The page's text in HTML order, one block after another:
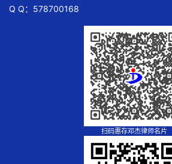
Q Q：578700168
扫码惠存邓杰律师名片